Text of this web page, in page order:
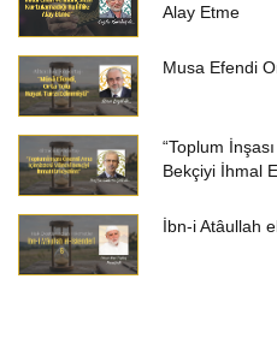
Alay Etme
Musa Efendi
“Toplum
Bekçiyi İhmal
İbn-i Atâullah